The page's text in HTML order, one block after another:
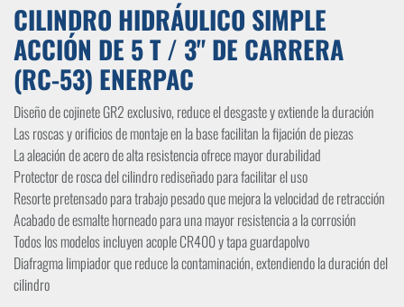
CILINDRO HIDRÁULICO SIMPLE
ACCIÓN DE 5 T / 3" DE CARRERA
(RC-53) ENERPAC
Diseño de cojinete GR2 exclusivo, reduce el desgaste y extiende la duración
Las roscas y orificios de montaje en la base facilitan la fijación de piezas
La aleación de acero de alta resistencia ofrece mayor durabilidad
Protector de rosca del cilindro rediseñado para facilitar el uso
Resorte pretensado para trabajo pesado que mejora la velocidad de retracción
Acabado de esmalte horneado para una mayor resistencia a la corrosión
Todos los modelos incluyen acople CR400 y tapa guardapolvo
Diafragma limpiador que reduce la contaminación, extendiendo la duración del
cilindro